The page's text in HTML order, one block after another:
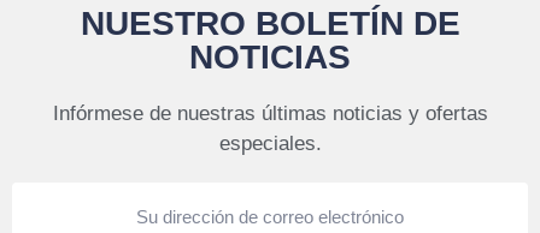
NUESTRO BOLETÍN DE
NOTICIAS
Infórmese de nuestras últimas noticias y ofertas
especiales.